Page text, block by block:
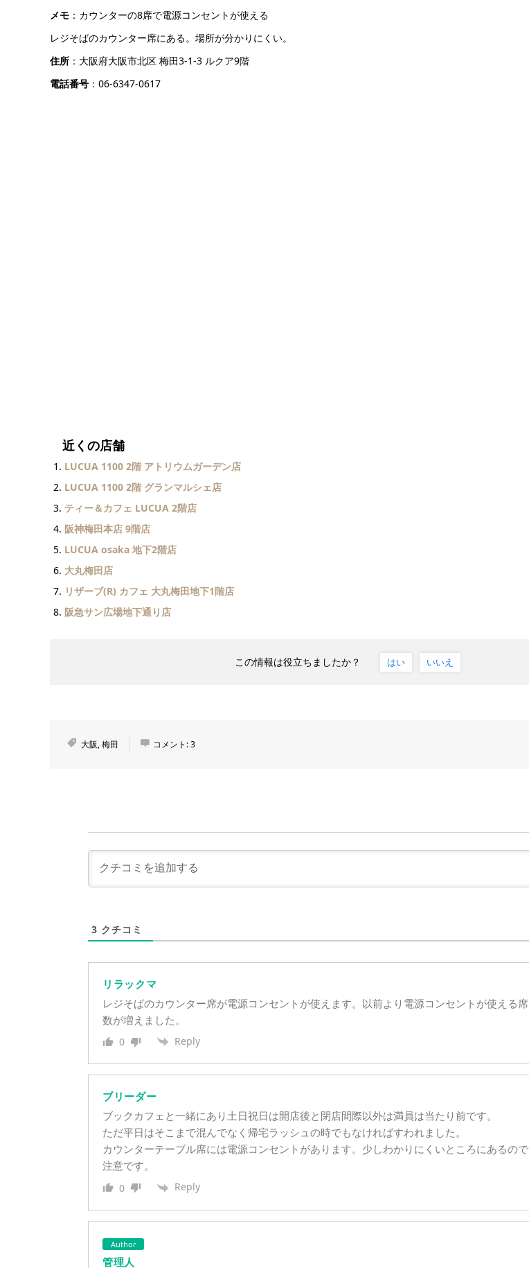
メモ ：カウンターの8席で電源コンセントが使える
レジそばのカウンター席にある。場所が分かりにくい。
住所 ：大阪府大阪市北区 梅田3-1-3 ルクア9階
電話番号 ：06-6347-0617
近くの店舗
LUCUA 1100 2階 アトリウムガーデン店
LUCUA 1100 2階 グランマルシェ店
ティー＆カフェ LUCUA 2階店
阪神梅田本店 9階店
LUCUA osaka 地下2階店
大丸梅田店
リザーブ(R) カフェ 大丸梅田地下1階店
阪急サン広場地下通り店
この情報は役立ちましたか？ はい いいえ
大阪,梅田 コメント:3
3 クチコミ
リラックマ
レジそばのカウンター席が電源コンセントが使えます。以前より電源コンセントが使える席
数が増えました。
0 Reply
ブリーダー
ブックカフェと一緒にあり土日祝日は開店後と閉店間際以外は満員は当たり前です。
ただ平日はそこまで混んでなく帰宅ラッシュの時でもなければすわれました。
カウンターテーブル席には電源コンセントがあります。少しわかりにくいところにあるので
注意です。
0 Reply
Author
管理人